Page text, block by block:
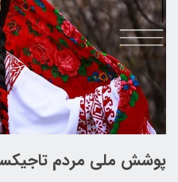
پوشش ملی مردم